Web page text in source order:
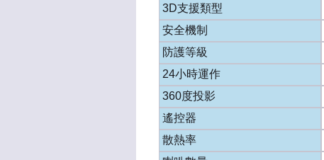
3D支援類型
安全機制
防護等級
24小時運作
360度投影
遙控器
散熱率